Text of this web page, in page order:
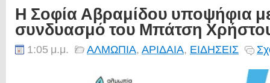
Η Σοφία Αβραμίδου υποψήφια
συνδυασμό του Μπάτση
1:05 μ.μ. ΑΛΜΩΠΙΑ, ΑΡΙΔΑΙΑ, ΕΙΔΗΣΕΙΣ